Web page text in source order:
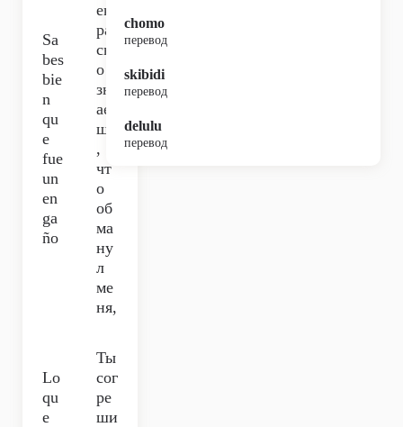
Sa
bes
bie
n
qu
e
fue
un
en
ga
ño
ек
ра
сн
о
зн
ае
шь
,
чт
о
об
ма
ну
л
ме
ня,
Lo
qu
e
Ты
сог
ре
ши
chomo
перевод
skibidi
перевод
delulu
перевод